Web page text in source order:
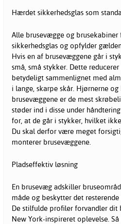
Hærdet sikkerhedsglas som
Alle brusevægge og
sikkerhedsglas og opfylder
Hvis en af brusevæggene går i
små, små stykker. Dette
betydeligt sammenlignet med
i lange, skarpe skår. Hjørnerne
brusevæggene er de mest
støder ind i disse under
for, at de går i stykker, hvilket
Du skal derfor være meget
monterer brusevæggene.
Pladseffektiv løsning
En brusevæg adskiller
måde og beskytter det
De stilfulde profiler forvandler
New York-inspireret oplevelse.